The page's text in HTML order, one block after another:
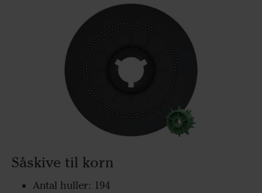
Såskive til korn
Antal huller: 194